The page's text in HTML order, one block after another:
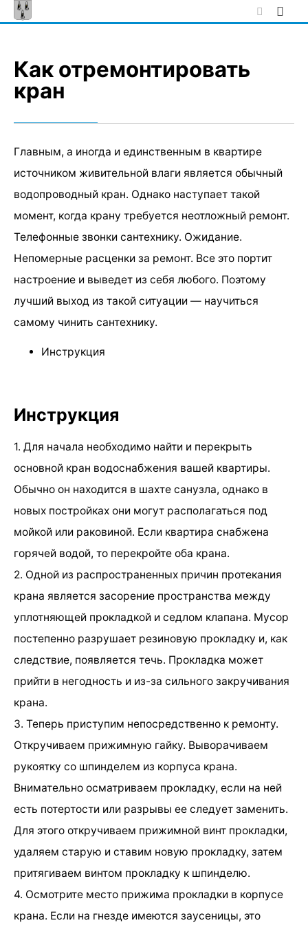
Skip
to
Как отремонтировать
кран
Главным, а иногда и единственным в квартире
источником живительной влаги является обычный
водопроводный кран. Однако наступает такой
момент, когда крану требуется неотложный ремонт.
Телефонные звонки сантехнику. Ожидание.
Непомерные расценки за ремонт. Все это портит
настроение и выведет из себя любого. Поэтому
лучший выход из такой ситуации — научиться
самому чинить сантехнику.
Инструкция
Инструкция
1. Для начала необходимо найти и перекрыть
основной кран водоснабжения вашей квартиры.
Обычно он находится в шахте санузла, однако в
новых постройках они могут располагаться под
мойкой или раковиной. Если квартира снабжена
горячей водой, то перекройте оба крана.
2. Одной из распространенных причин протекания
крана является засорение пространства между
уплотняющей прокладкой и седлом клапана. Мусор
постепенно разрушает резиновую прокладку и, как
следствие, появляется течь. Прокладка может
прийти в негодность и из-за сильного закручивания
крана.
3. Теперь приступим непосредственно к ремонту.
Откручиваем прижимную гайку. Выворачиваем
рукоятку со шпинделем из корпуса крана.
Внимательно осматриваем прокладку, если на ней
есть потертости или разрывы ее следует заменить.
Для этого откручиваем прижимной винт прокладки,
удаляем старую и ставим новую прокладку, затем
притягиваем винтом прокладку к шпинделю.
4. Осмотрите место прижима прокладки в корпусе
крана. Если на гнезде имеются заусеницы, это